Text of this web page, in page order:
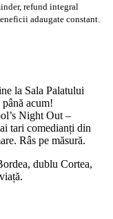
refund integral
adaugate constant.
la Sala Palatului
acum!
Night Out –
tari comedianți din
Râs pe măsură.
dublu Cortea,